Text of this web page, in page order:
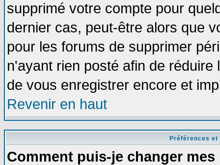
supprimé votre compte pour
dernier cas, peut-être alors que
pour les forums de supprimer
n'ayant rien posté afin de
de vous enregistrer encore et
Revenir en haut
Préférences
Comment puis-je changer mes